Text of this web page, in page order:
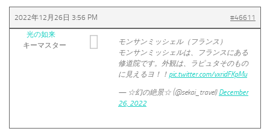
2022年12月26日 3:56 PM
#46611
光の如来
キーマスター
モンサンミッシェル（フランス）
モンサンミッシェルは、フランスにある
修道院です。外観は、ラピュタそのもの
に見えるヨ！！ pic.twitter.com/vxridFKpMu
— ☆幻の絶景☆ (@sekai_travel) December
26, 2022